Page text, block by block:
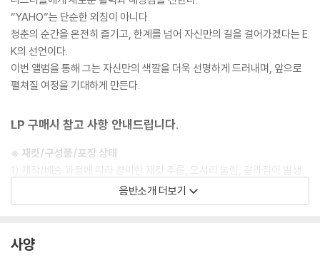
“YAHO”는 단순한 외침이 아니다.
청춘의 순간을 온전히 즐기고, 한계를 넘어 자신만의 길을 걸어가겠다는 E
K의 선언이다.
이번 앨범을 통해 그는 자신만의 색깔을 더욱 선명하게 드러내며, 앞으로
펼쳐질 여정을 기대하게 만든다.
LP 구매시 참고 사항 안내드립니다.
※ 재킷/구성품/포장 상태
1) 제작/배송 과정에 따라 경미한 재킷 주름, 모서리 눌림, 갈라짐이 발생
할 수 있으며 속지(이너 슬리브)는 디스크와의 접촉으로 인해 갈라질 수
있습니다.
2) 디스크 라벨은 공정상 매끄럽게 부착되지 않을 수도 있으며 겉포장 비
닐은 품질보증대상이 아닙니다.
음반소개 더보기
사양